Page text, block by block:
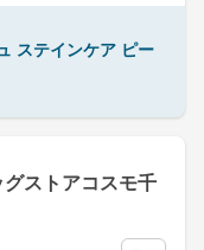
ステインケア ピー
ストアコスモ千